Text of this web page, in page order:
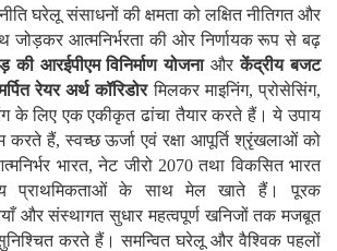
घरेलू संसाधनों की क्षमता को लक्षित नीतिगत और
जोड़कर आत्मनिर्भरता की ओर निर्णायक रूप से बढ़
की आरईपीएम विनिर्माण योजनाऔरकेंद्रीय बजट
रेयर अर्थ कॉरिडोरमिलकर माइनिंग, प्रोसेसिंग,
के लिए एक एकीकृत ढांचा तैयार करते हैं। ये उपाय
करते हैं, स्वच्छ ऊर्जा एवं रक्षा आपूर्ति श्रृंखलाओं को
भारत, नेट जीरो 2070 तथा विकसित भारत
प्राथमिकताओं के साथ मेल खाते हैं। पूरक
और संस्थागत सुधार महत्वपूर्ण खनिजों तक मजबूत
करते हैं। समन्वित घरेलू और वैश्विक पहलों